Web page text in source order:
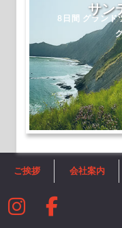
サン
8日間 グランド
ご挨拶 会社案内